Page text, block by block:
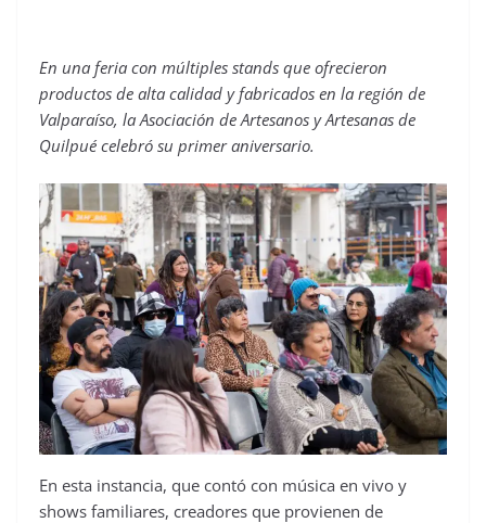
En una feria con múltiples stands que ofrecieron
productos de alta calidad y fabricados en la región de
Valparaíso, la Asociación de Artesanos y Artesanas de
Quilpué celebró su primer aniversario.
En esta instancia, que contó con música en vivo y
shows familiares, creadores que provienen de